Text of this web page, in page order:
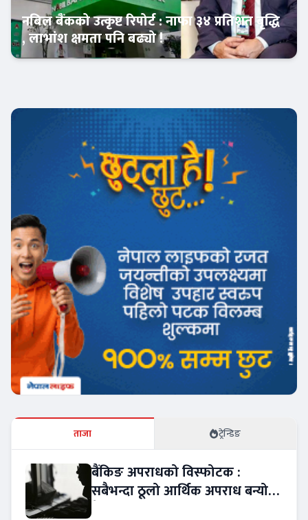
नबिल बैंकको उत्कृष्ट रिपोर्ट : नाफा ३४ प्रतिशत बृद्धि
, लाभांश क्षमता पनि बढ्यो !
ताजा ट्रेन्डिङ
बैंकिङ अपराधको विस्फोटक :
सबैभन्दा ठूलो आर्थिक अपराध बन्यो